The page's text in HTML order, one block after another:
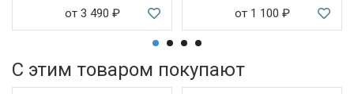
от 3 490 ₽ от 1 100 ₽
С этим товаром покупают